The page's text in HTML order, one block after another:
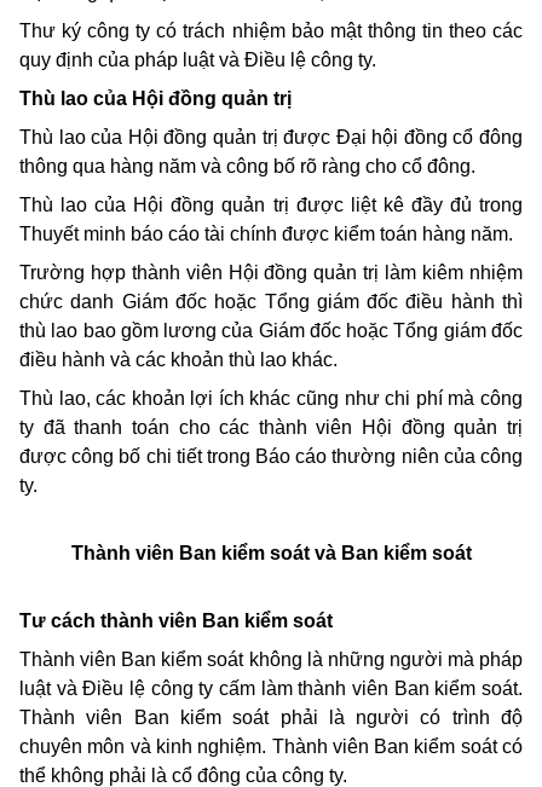
Thư ký công ty có trách nhiệm bảo mật thông tin theo các
quy định của pháp luật và Điều lệ công ty.
Thù lao của Hội đồng quản trị
Thù lao của Hội đồng quản trị được Đại hội đồng cổ đông
thông qua hàng năm và công bố rõ ràng cho cổ đông.
Thù lao của Hội đồng quản trị được liệt kê đầy đủ trong
Thuyết minh báo cáo tài chính được kiểm toán hàng năm.
Trường hợp thành viên Hội đồng quản trị làm kiêm nhiệm
chức danh Giám đốc hoặc Tổng giám đốc điều hành thì
thù lao bao gồm lương của Giám đốc hoặc Tổng giám đốc
điều hành và các khoản thù lao khác.
Thù lao, các khoản lợi ích khác cũng như chi phí mà công
ty đã thanh toán cho các thành viên Hội đồng quản trị
được công bố chi tiết trong Báo cáo thường niên của công
ty.
Thành viên Ban kiểm soát và Ban kiểm soát
Tư cách thành viên Ban kiểm soát
Thành viên Ban kiểm soát không là những người mà pháp
luật và Điều lệ công ty cấm làm thành viên Ban kiểm soát.
Thành viên Ban kiểm soát phải là người có trình độ
chuyên môn và kinh nghiệm. Thành viên Ban kiểm soát có
thể không phải là cổ đông của công ty.